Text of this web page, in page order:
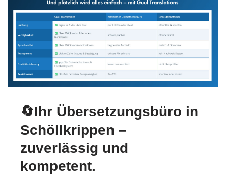
🔄Ihr Übersetzungsbüro in
Schöllkrippen –
zuverlässig und
kompetent.